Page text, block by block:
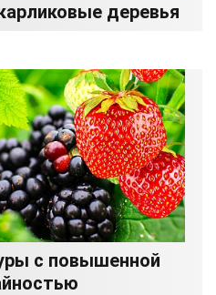
деревья
с повышенной